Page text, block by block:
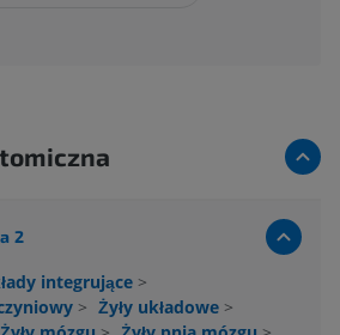
2
integrujące >
> Żyły układowe >